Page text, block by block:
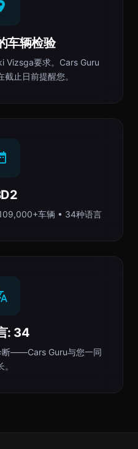
车辆检验
Vizsga要求。Cars Guru
止日前提醒您。
车辆 • 34种语言
: 34
断——Cars Guru与您一同